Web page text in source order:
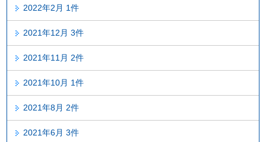
2022年2月 1件
2021年12月 3件
2021年11月 2件
2021年10月 1件
2021年8月 2件
2021年6月 3件